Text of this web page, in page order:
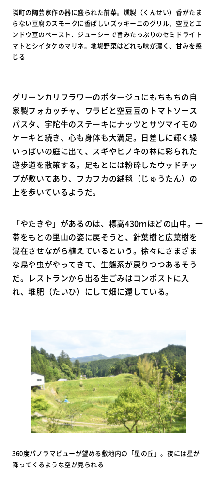
隣町の陶芸家作の器に盛られた前菜。燻製（くんせい）香がたま
らない豆腐のスモークに香ばしいズッキーニのグリル、空豆とエ
ンドウ豆のペースト、ジューシーで旨みたっぷりのセミドライト
マトとシイタケのマリネ。地場野菜はどれも味が濃く、甘みを感
じる
グリーンカリフラワーのポタージュにもちもちの自
家製フォカッチャ、ワラビと空豆豆のトマトソース
パスタ、宇陀牛のステーキにナッツとサツマイモの
ケーキと続き、心も身体も大満足。日差しに輝く緑
いっぱいの庭に出て、スギやヒノキの林に彩られた
遊歩道を散策する。足もとには粉砕したウッドチッ
プが敷いてあり、フカフカの絨毯（じゅうたん）の
上を歩いているようだ。
「やたきや」があるのは、標高430ｍほどの山中。一
帯をもとの里山の姿に戻そうと、針葉樹と広葉樹を
混在させながら植えているという。徐々にさまざま
な鳥や虫がやってきて、生態系が戻りつつあるそう
だ。レストランから出る生ごみはコンポストに入
れ、堆肥（たいひ）にして畑に還している。
360度パノラマビューが望める敷地内の「星の丘」。夜には星が
降ってくるような空が見られる